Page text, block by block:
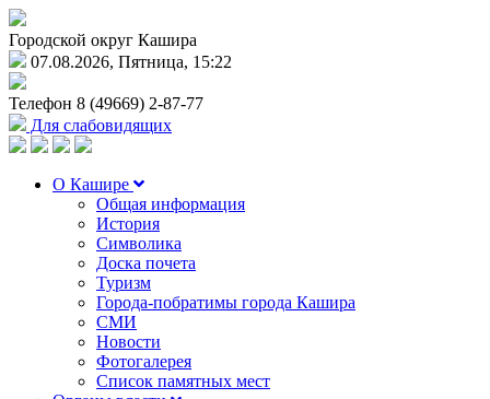
Городской округ Кашира
07.08.2026, Пятница, 15:22
Телефон 8 (49669) 2-87-77
Для слабовидящих
О Кашире
Общая информация
История
Символика
Доска почета
Туризм
Города-побратимы города Кашира
СМИ
Новости
Фотогалерея
Список памятных мест